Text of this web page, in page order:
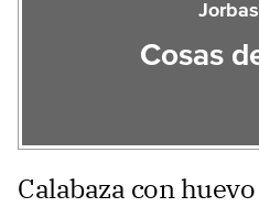
Cosas
Calabaza con huevo